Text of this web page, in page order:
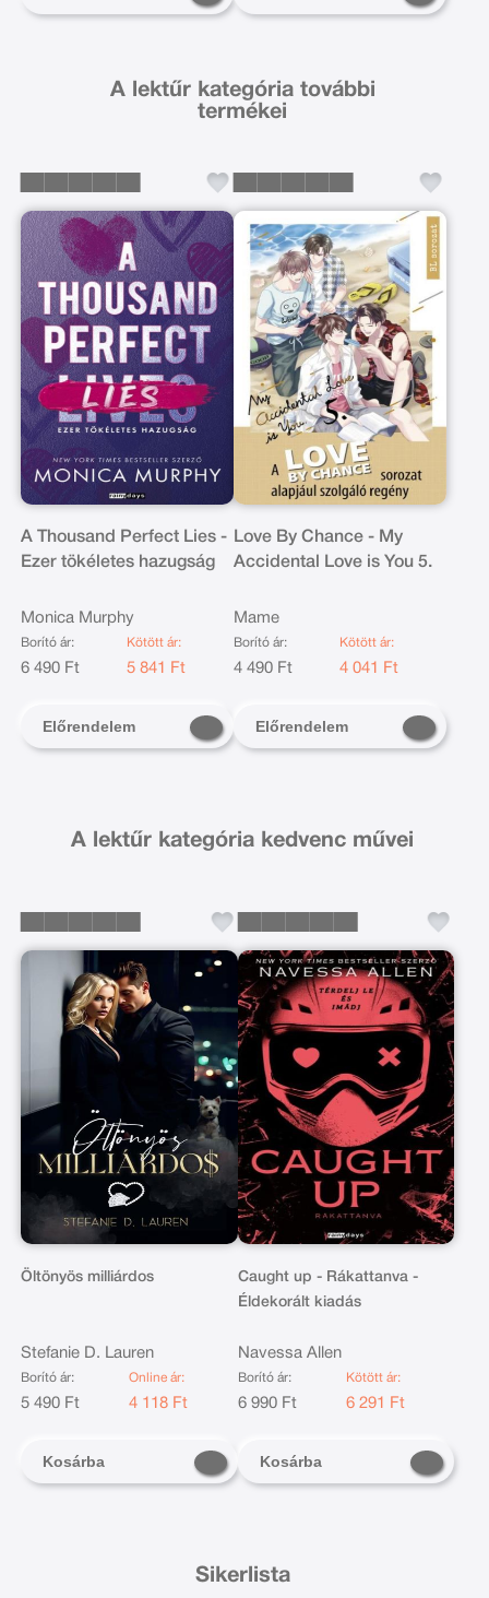
A lektűr kategória további
termékei
A Thousand Perfect Lies -
Ezer tökéletes hazugság
Monica Murphy
Borító ár:
6 490 Ft
Kötött ár:
5 841 Ft
Előrendelem
Love By Chance - My
Accidental Love is You 5.
Mame
Borító ár:
4 490 Ft
Kötött ár:
4 041 Ft
Előrendelem
A lektűr kategória kedvenc művei
Öltönyös milliárdos
Stefanie D. Lauren
Borító ár:
5 490 Ft
Online ár:
4 118 Ft
Kosárba
Caught up - Rákattanva -
Éldekorált kiadás
Navessa Allen
Borító ár:
6 990 Ft
Kötött ár:
6 291 Ft
Kosárba
Sikerlista